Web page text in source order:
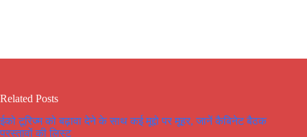
Related Posts
ईको टूरिज्म को बढ़ावा देने के साथ कई मूद्दो पर मूहर, जानें कैबिनेट बैठक
प्रस्तावों की लिस्ट